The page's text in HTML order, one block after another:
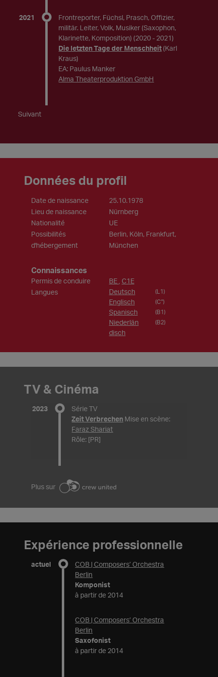
2021
Frontreporter, Füchsl, Prasch, Offizier,
militär. Leiter, Volk, Musiker (Saxophon,
Klarinette, Komposition) (2020 - 2021)
Die letzten Tage der Menschheit (Karl
Kraus)
EA: Paulus Manker
Alma Theaterproduktion GmbH
Suivant
Données du profil
Date de naissance
25.10.1978
Lieu de naissance
Nürnberg
Nationalité
UE
Possibilités
d'hébergement
Berlin, Köln, Frankfurt,
München
Connaissances
Permis de conduire BE , C1E
Langues
Deutsch (L1)
Englisch (C")
Spanisch (B1)
Niederlän
disch
(B2)
TV & Cinéma
2023
Série TV
Zeit Verbrechen Mise en scène:
Faraz Shariat
Rôle: [PR]
Plus sur
Expérience professionnelle
actuel
COB | Composers’ Orchestra
Berlin
Komponist
à partir de 2014
COB | Composers’ Orchestra
Berlin
Saxofonist
à partir de 2014